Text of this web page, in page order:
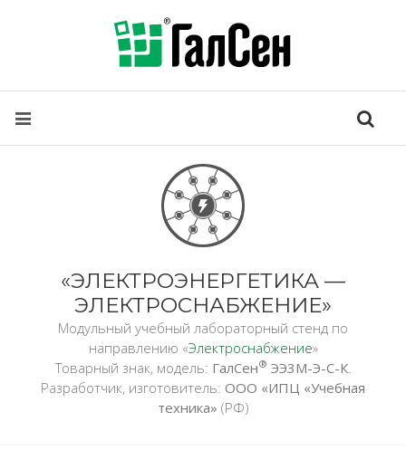
«ЭЛЕКТРОЭНЕРГЕТИКА —
ЭЛЕКТРОСНАБЖЕНИЕ»
Модульный учебный лабораторный стенд по
направлению «Электроснабжение»
Товарный знак, модель: ГалСен® ЭЭ3М-Э-С-К.
Разработчик, изготовитель: ООО «ИПЦ «Учебная
техника» (РФ)